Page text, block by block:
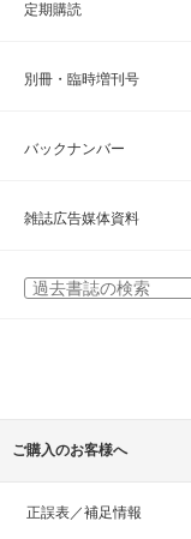
定期購読
別冊・臨時増刊号
バックナンバー
雑誌広告媒体資料
ご購入のお客様へ
正誤表／補足情報